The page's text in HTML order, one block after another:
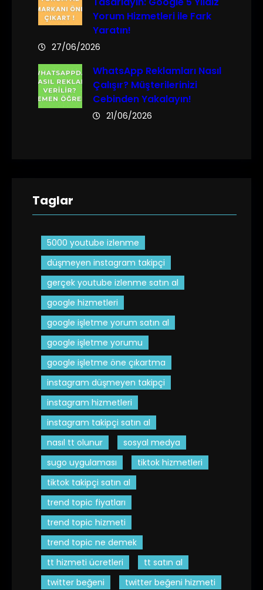
Yorum Hizmetleri ile Fark
Yaratın!
27/06/2026
WhatsApp Reklamları Nasıl
Çalışır? Müşterilerinizi
Cebinden Yakalayın!
21/06/2026
Taglar
5000 youtube izlenme
düşmeyen instagram takipçi
gerçek youtube izlenme satın al
google hizmetleri
google işletme yorum satın al
google işletme yorumu
google işletme öne çıkartma
instagram düşmeyen takipçi
instagram hizmetleri
instagram takipçi satın al
nasıl tt olunur
sosyal medya
sugo uygulaması
tiktok hizmetleri
tiktok takipçi satın al
trend topic fiyatları
trend topic hizmeti
trend topic ne demek
tt hizmeti ücretleri
tt satın al
twitter beğeni
twitter beğeni hizmeti